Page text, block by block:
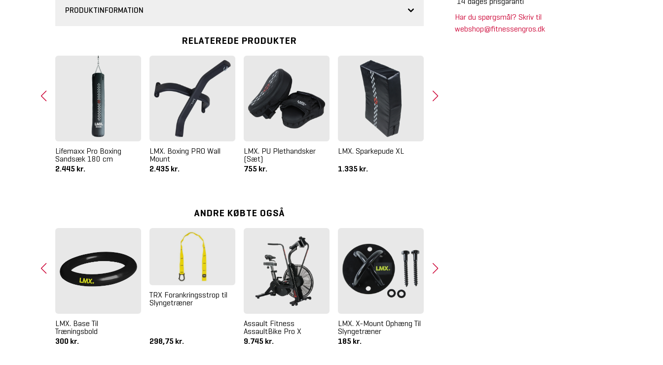
Har du spørgsmål? Skriv til
webshop@fitnessengros.dk
PRODUKTINFORMATION
RELATEREDE PRODUKTER
Lifemaxx Pro Boxing
Sandsæk 180 cm
2.445 kr.
LMX. Boxing PRO Wall
Mount
2.435 kr.
LMX. PU Plethandsker
(Sæt)
755 kr.
LMX. Sparkepude XL
1.335 kr.
ANDRE KØBTE OGSÅ
LMX. Base Til
Træningsbold
300 kr.
TRX Forankringsstrop til
Slyngetræner
298,75 kr.
Assault Fitness
AssaultBike Pro X
9.745 kr.
LMX. X-Mount Ophæng Til
Slyngetræner
185 kr.